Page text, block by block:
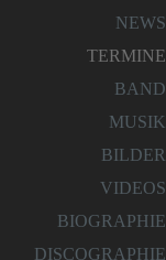
NEWS
TERMINE
BAND
MUSIK
BILDER
VIDEOS
BIOGRAPHIE
DISCOGRAPHIE